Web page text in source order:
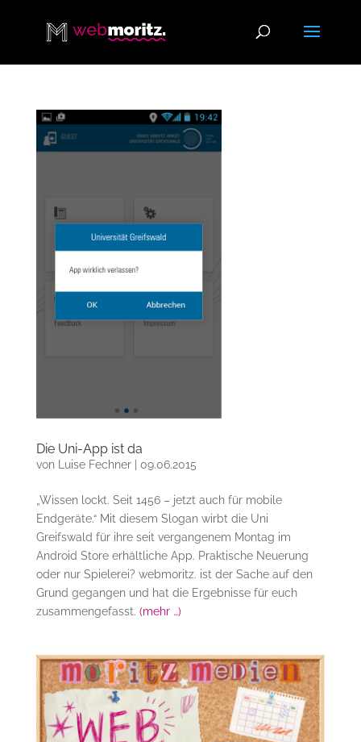
Die Uni-App ist da
von Luise Fechner| 09.06.2015
„Wissen lockt. Seit 1456 – jetzt auch für mobile
Endgeräte.“ Mit diesem Slogan wirbt die Uni
Greifswald für ihre seit vergangenem Montag im
Android Store erhältliche App. Praktische Neuerung
oder nur Spielerei? webmoritz. ist der Sache auf den
Grund gegangen und hat die Ergebnisse für euch
zusammengefasst. (mehr …)